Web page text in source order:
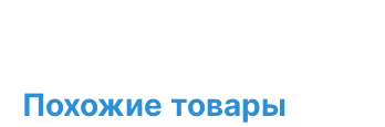
Похожие товары